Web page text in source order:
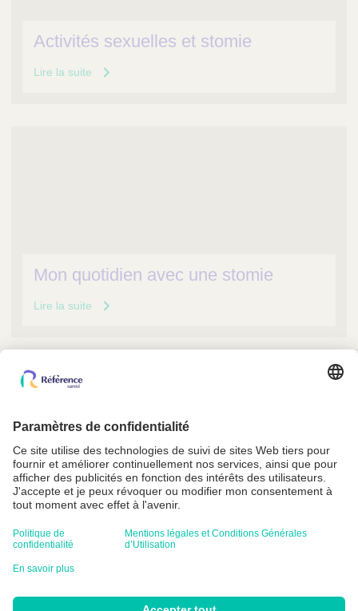
Activités sexuelles et stomie
Lire la suite
Mon quotidien avec une stomie
Lire la suite
Référence Santé est adhérent à la FEDEPSAD
Conditions Générales